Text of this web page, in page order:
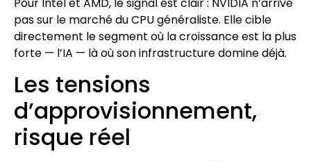
pas sur le marché du CPU généraliste. Elle cible
directement le segment où la croissance est la plus
forte — l’IA — là où son infrastructure domine déjà.
Les tensions
d’approvisionnement,
risque réel